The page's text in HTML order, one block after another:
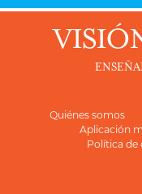
Quiénes somos
Aplicación
Política de